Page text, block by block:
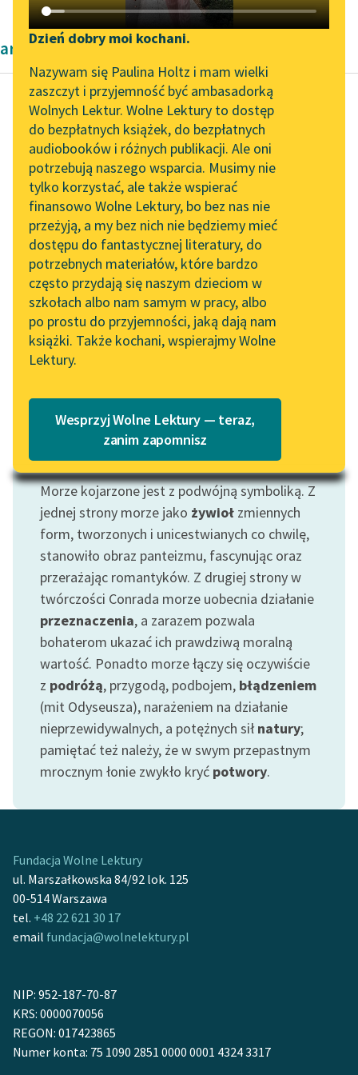
Katalog DAISY
Podkasty o książkach
Zgłoś brak utworu
Aktualności
„Prokurator Alicja Horn”
do słuchania
Byliśmy częścią AI Impact
Lab
Zapraszamy na spotkanie
online z tłumaczkami
literatury skandynawskiej
Spotkanie z Katarzyną
Tunkiel w Oslo
102. lata temu zmarł
Joseph Conrad
Lektury szkolne i klasyka
literatury do słuchania dla
uczennic i uczniów z
niepełnosprawnościami
E-kolekcja lektur
szkolnych i literatury do
słuchania dla uczennic i
uczniów z
niepełnosprawnościami
Feministyczne inspiracje.
Popularyzacja
skandynawskiej literatury
feministycznej
Ręce pełne poezji
Kolekcje edukacyjne
twórców przechodzących
Odkurzamy bohaterów
Szkoła Poezji Wolnych
Lektur
Narzędzia
Mapa Wolnych Lektur
Leśmianator
Przewodnik dla piszących i
czytających
API
OAI-PMH
Widget Wolnych Lektur
Przypisy
Katalog w formacie PDF
O projekcie
Zespół
Dzień dobry moi kochani.
Nazywam się Paulina Holtz i mam wielki
zaszczyt i przyjemność być ambasadorką
Wolnych Lektur. Wolne Lektury to dostęp
do bezpłatnych książek, do bezpłatnych
audiobooków i różnych publikacji. Ale oni
potrzebują naszego wsparcia. Musimy nie
tylko korzystać, ale także wspierać
finansowo Wolne Lektury, bo bez nas nie
przeżyją, a my bez nich nie będziemy mieć
dostępu do fantastycznej literatury, do
potrzebnych materiałów, które bardzo
często przydają się naszym dzieciom w
szkołach albo nam samym w pracy, albo
po prostu do przyjemności, jaką dają nam
książki. Także kochani, wspierajmy Wolne
Lektury.
Wesprzyj Wolne Lektury — teraz,
zanim zapomnisz
artykuły naukowe
Kazimierz Wyka
Modernizm polski
„Pola puste, szare,
głuche” (Tetmajer),
„pola puste, szare,
smętne” (Perzyński),
„ugory puste,
opuszczone łany”
(Staff...
Motyw: Morze
Morze kojarzone jest z podwójną symboliką. Z
jednej strony morze jako żywioł zmiennych
form, tworzonych i unicestwianych co chwilę,
stanowiło obraz panteizmu, fascynując oraz
przerażając romantyków. Z drugiej strony w
twórczości Conrada morze uobecnia działanie
przeznaczenia, a zarazem pozwala
bohaterom ukazać ich prawdziwą moralną
wartość. Ponadto morze łączy się oczywiście
z podróżą, przygodą, podbojem, błądzeniem
(mit Odyseusza), narażeniem na działanie
nieprzewidywalnych, a potężnych siłnatury;
pamiętać też należy, że w swym przepastnym
mrocznym łonie zwykło kryć potwory.
Fundacja Wolne Lektury
ul. Marszałkowska 84/92 lok. 125
00-514 Warszawa
tel. +48 22 621 30 17
email fundacja@wolnelektury.pl
NIP: 952-187-70-87
KRS: 0000070056
REGON: 017423865
Numer konta: 75 1090 2851 0000 0001 4324 3317